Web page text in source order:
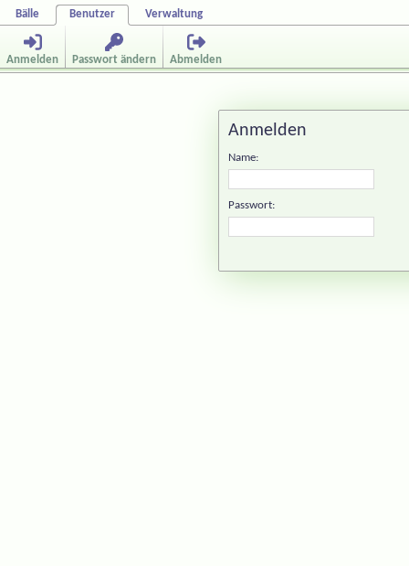
Bälle Benutzer Verwaltung
Anmelden Passwort ändern Abmelden
Anmelden
Name:
Passwort: